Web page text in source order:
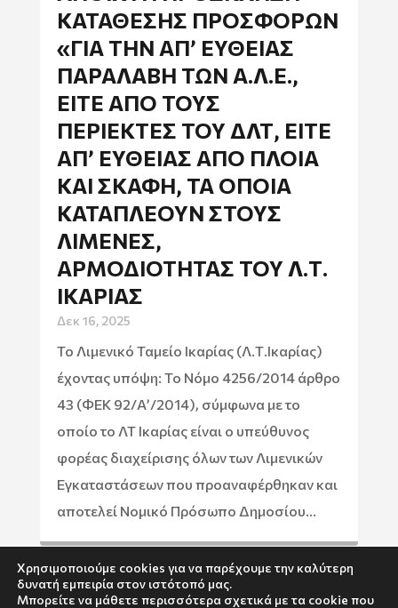
ΚΑΤΆΘΕΣΗΣ ΠΡΟΣΦΟΡΏΝ
«ΓΙΑ ΤΗΝ ΑΠ’ ΕΥΘΕΊΑΣ
ΠΑΡΑΛΑΒΉ ΤΩΝ Α.Λ.Ε.,
ΕΊΤΕ ΑΠΌ ΤΟΥΣ
ΠΕΡΙΈΚΤΕΣ ΤΟΥ ΔΛΤ, ΕΊΤΕ
ΑΠ’ ΕΥΘΕΊΑΣ ΑΠΌ ΠΛΟΊΑ
ΚΑΙ ΣΚΆΦΗ, ΤΑ ΟΠΟΊΑ
ΚΑΤΑΠΛΈΟΥΝ ΣΤΟΥΣ
ΛΙΜΈΝΕΣ,
ΑΡΜΟΔΙΌΤΗΤΑΣ ΤΟΥ Λ.Τ.
ΙΚΑΡΊΑΣ
Δεκ 16, 2025
Το Λιμενικό Ταμείο Ικαρίας (Λ.Τ.Ικαρίας)
έχοντας υπόψη: Το Νόμο 4256/2014 άρθρο
43 (ΦΕΚ 92/Α’/2014), σύμφωνα με το
οποίο το ΛΤ Ικαρίας είναι ο υπεύθυνος
φορέας διαχείρισης όλων των Λιμενικών
Εγκαταστάσεων που προαναφέρθηκαν και
αποτελεί Νομικό Πρόσωπο Δημοσίου...
Χρησιμοποιούμε cookies για να παρέχουμε την καλύτερη
δυνατή εμπειρία στον ιστότοπό μας.
Μπορείτε να μάθετε περισσότερα σχετικά με τα cookie που